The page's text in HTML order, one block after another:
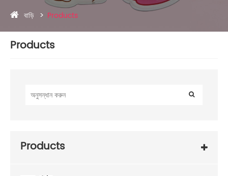
বাড়ি Products
Products
Products